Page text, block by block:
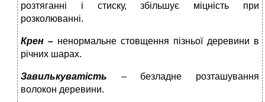
розтяганні і стиску, збільшує міцність при
розколюванні.
Крен – ненормальне стовщення пізньої деревини в
річних шарах.
Завилькуватість – безладне розташування
волокон деревини.